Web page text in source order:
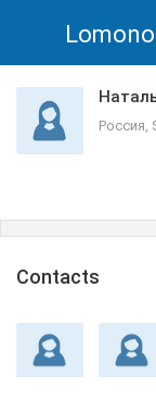
Россия,
Сontacts